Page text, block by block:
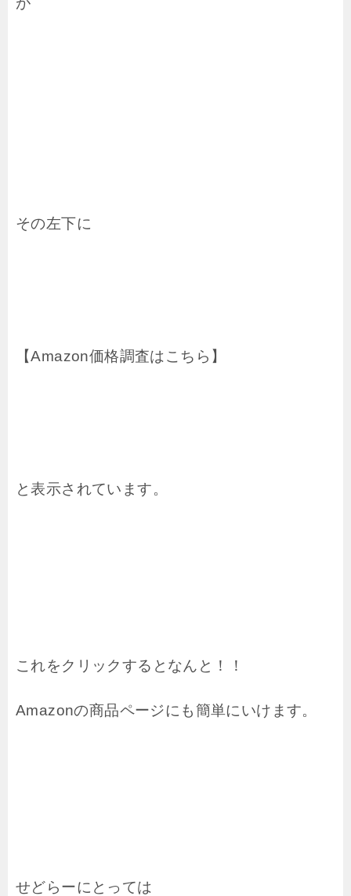
その左下に
【Amazon価格調査はこちら】
と表示されています。
これをクリックするとなんと！！
Amazonの商品ページにも簡単にいけます。
せどらーにとっては